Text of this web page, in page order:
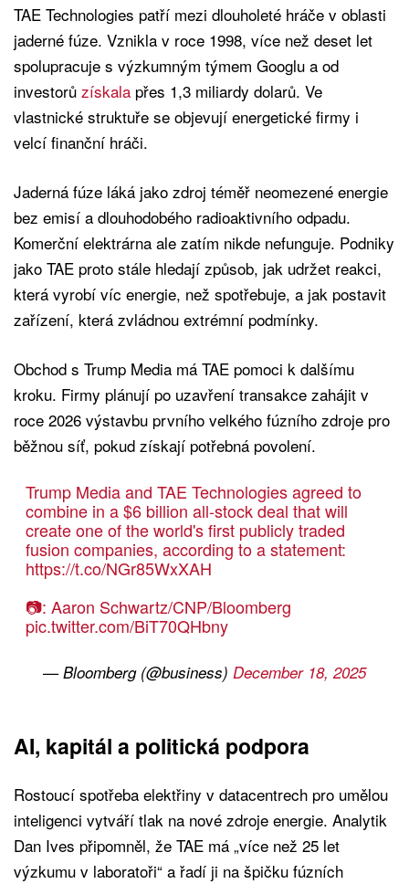
TAE Technologies patří mezi dlouholeté hráče v oblasti
jaderné fúze. Vznikla v roce 1998, více než deset let
spolupracuje s výzkumným týmem Googlu a od
investorů získala přes 1,3 miliardy dolarů. Ve
vlastnické struktuře se objevují energetické firmy i
velcí finanční hráči.
Jaderná fúze láká jako zdroj téměř neomezené energie
bez emisí a dlouhodobého radioaktivního odpadu.
Komerční elektrárna ale zatím nikde nefunguje. Podniky
jako TAE proto stále hledají způsob, jak udržet reakci,
která vyrobí víc energie, než spotřebuje, a jak postavit
zařízení, která zvládnou extrémní podmínky.
Obchod s Trump Media má TAE pomoci k dalšímu
kroku. Firmy plánují po uzavření transakce zahájit v
roce 2026 výstavbu prvního velkého fúzního zdroje pro
běžnou síť, pokud získají potřebná povolení.
Trump Media and TAE Technologies agreed to
combine in a $6 billion all-stock deal that will
create one of the world's first publicly traded
fusion companies, according to a statement:
https://t.co/NGr85WxXAH
📷️: Aaron Schwartz/CNP/Bloomberg
pic.twitter.com/BiT70QHbny
— Bloomberg (@business) December 18, 2025
AI, kapitál a politická podpora
Rostoucí spotřeba elektřiny v datacentrech pro umělou
inteligenci vytváří tlak na nové zdroje energie. Analytik
Dan Ives připomněl, že TAE má „více než 25 let
výzkumu v laboratoři“ a řadí ji na špičku fúzních